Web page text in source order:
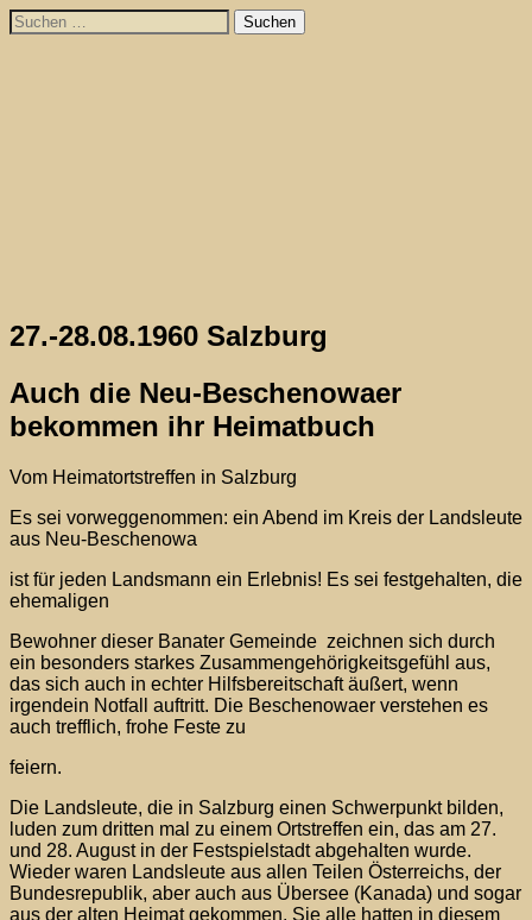
Skip
to
Suchen
nach:
27.-28.08.1960 Salzburg
Auch die Neu-Beschenowaer
bekommen ihr Heimatbuch
Vom Heimatortstreffen in Salzburg
Es sei vorweggenommen: ein Abend im Kreis der Landsleute
aus Neu-Beschenowa
ist für jeden Landsmann ein Erlebnis! Es sei festgehalten, die
ehemaligen
Bewohner dieser Banater Gemeinde zeichnen sich durch
ein besonders starkes Zusammengehörigkeitsgefühl aus,
das sich auch in echter Hilfsbereitschaft äußert, wenn
irgendein Notfall auftritt. Die Beschenowaer verstehen es
auch trefflich, frohe Feste zu
feiern.
Die Landsleute, die in Salzburg einen Schwerpunkt bilden,
luden zum dritten mal zu einem Ortstreffen ein, das am 27.
und 28. August in der Festspielstadt abgehalten wurde.
Wieder waren Landsleute aus allen Teilen Österreichs, der
Bundesrepublik, aber auch aus Übersee (Kanada) und sogar
aus der alten Heimat gekommen. Sie alle hatten in diesem